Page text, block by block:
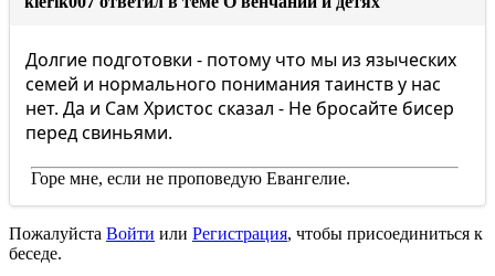
Долгие подготовки - потому что мы из языческих
семей и нормального понимания таинств у нас
нет. Да и Сам Христос сказал - Не бросайте бисер
перед свиньями.
Горе мне, если не проповедую Евангелие.
Пожалуйста Войти или Регистрация, чтобы присоединиться к
беседе.